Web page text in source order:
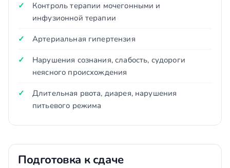
Контроль терапии мочегонными и
инфузионной терапии
Артериальная гипертензия
Нарушения сознания, слабость, судороги
неясного происхождения
Длительная рвота, диарея, нарушения
питьевого режима
Подготовка к сдаче